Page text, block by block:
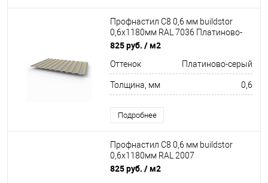
Профнастил С8 0,6 мм buildstor
0,6х1180мм RAL 7036 Платиново-
серый
825 руб. / м2
Оттенок Платиново-серый
Толщина, мм 0,6
Подробнее
Профнастил С8 0,6 мм buildstor
0,6х1180мм RAL 2007
Люминесцентный ярко-оранжевый
825 руб. / м2